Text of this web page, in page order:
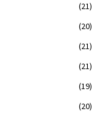
(21)
(20)
(21)
(21)
(19)
(20)